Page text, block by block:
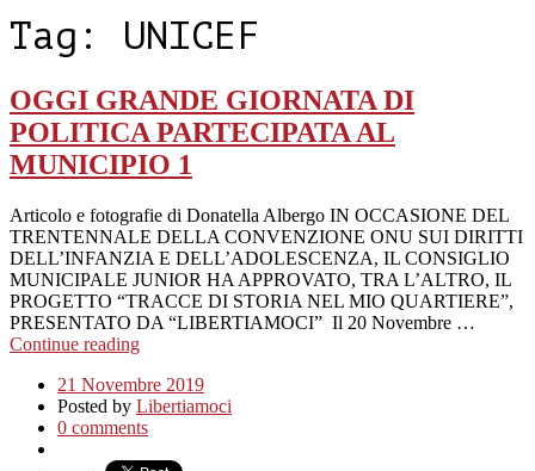
Tag: UNICEF
OGGI GRANDE GIORNATA DI
POLITICA PARTECIPATA AL
MUNICIPIO 1
Articolo e fotografie di Donatella Albergo IN OCCASIONE DEL
TRENTENNALE DELLA CONVENZIONE ONU SUI DIRITTI
DELL’INFANZIA E DELL’ADOLESCENZA, IL CONSIGLIO
MUNICIPALE JUNIOR HA APPROVATO, TRA L’ALTRO, IL
PROGETTO “TRACCE DI STORIA NEL MIO QUARTIERE”,
PRESENTATO DA “LIBERTIAMOCI” Il 20 Novembre …
Continue reading
21 Novembre 2019
Posted by Libertiamoci
0 comments